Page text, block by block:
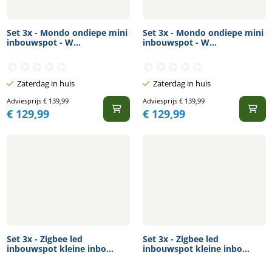
Set 3x - Mondo ondiepe mini
inbouwspot - W...
Zaterdag in huis
Adviesprijs €139,99
€129,99
Set 3x - Mondo ondiepe mini
inbouwspot - W...
Zaterdag in huis
Adviesprijs €139,99
€129,99
Set 3x - Zigbee led
inbouwspot kleine inbo...
Set 3x - Zigbee led
inbouwspot kleine inbo...